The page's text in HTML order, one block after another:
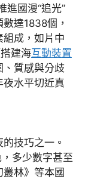
進國漫“追光”
達1838個，
成，如片中
建海互動裝置
、質感與分歧
水平切近真
技巧之一。
多少數字甚至
林》等本國